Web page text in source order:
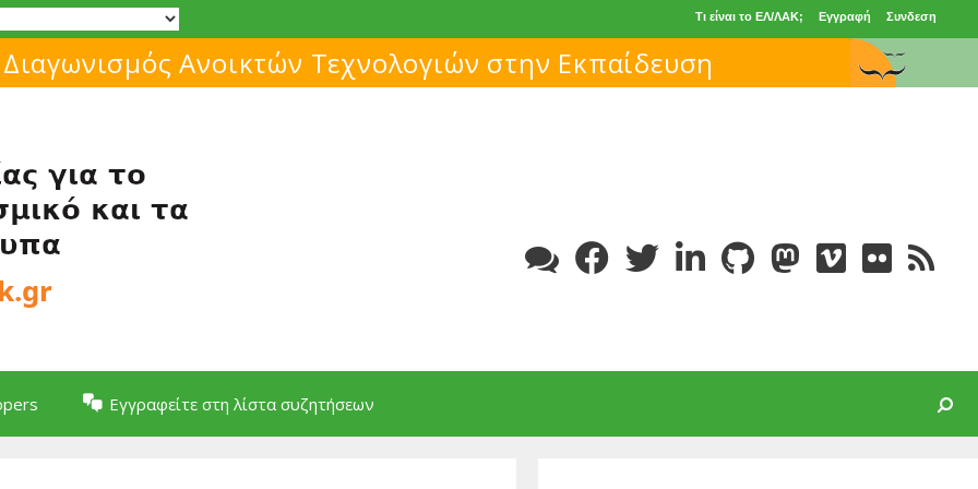
Τι είναι το ΕΛ/ΛΑΚ; Εγγραφή Συνδεση
Μάθε για το ελεύθερο λογισμικό!
Εγγραφείτε στη λίστα συζητήσεων Search